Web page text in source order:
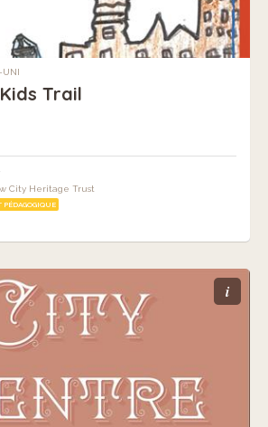
UNI
Trail
City Heritage Trust
PÉDAGOGIQUE
i